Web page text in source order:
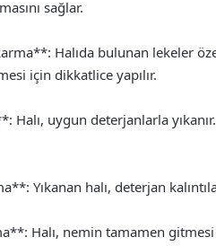
sağlar.
Halıda bulunan lekeler
için dikkatlice yapılır.
Halı, uygun deterjanlarla
Yıkanan halı, deterjan
Halı, nemin tamamen